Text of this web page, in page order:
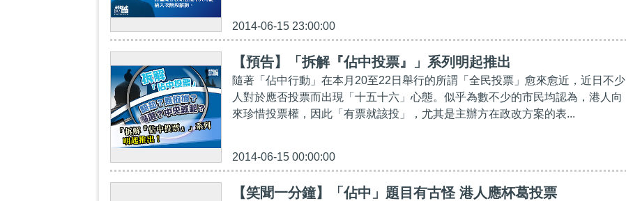
2014-06-15 23:00:00
【預告】「拆解『佔中投票』」系列明起推出
隨著「佔中行動」在本月20至22日舉行的所謂「全民投票」愈來愈近，近日不少
人對於應否投票而出現「十五十六」心態。似乎為數不少的市民均認為，港人向
來珍惜投票權，因此「有票就該投」，尤其是主辦方在政改方案的表...
2014-06-15 00:00:00
【笑聞一分鐘】「佔中」題目有古怪 港人應杯葛投票